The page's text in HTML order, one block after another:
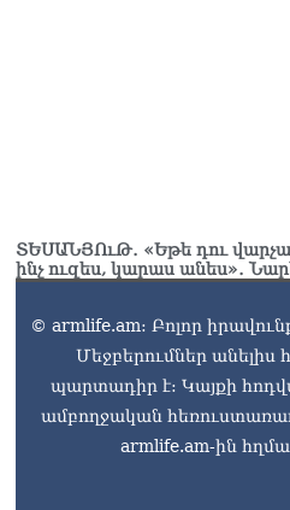
ՏԵՍԱՆՅՈւԹ․ «Եթե դու
ինչ ուզես, կարաս անես»․
© armlife.am: Բոլոր
Մեջբերումներ անելիս
պարտադիր է: Կայքի
ամբողջական
armlife.am-ին